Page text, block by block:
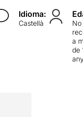
Idioma:
Castellà
No
a
de